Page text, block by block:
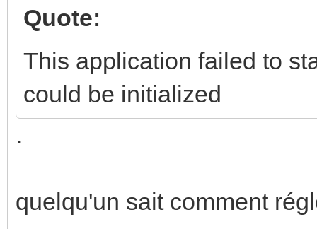
Quote:
This application failed to
could be initialized
.
quelqu'un sait comment